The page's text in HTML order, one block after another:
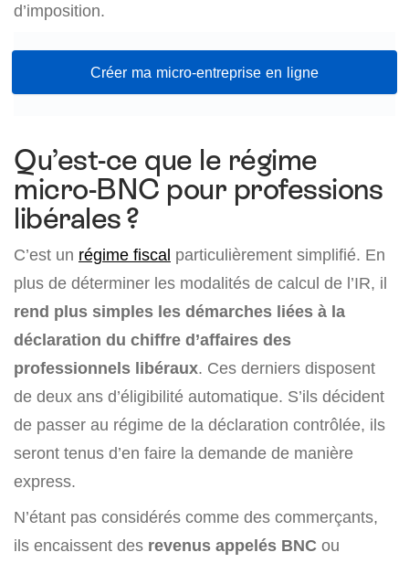
d’imposition.
Créer ma micro-entreprise en ligne
Qu’est-ce que le régime
micro-BNC pour professions
libérales ?
C’est un régime fiscal particulièrement simplifié. En
plus de déterminer les modalités de calcul de l’IR, il
rend plus simples les démarches liées à la
déclaration du chiffre d’affaires des
professionnels libéraux. Ces derniers disposent
de deux ans d’éligibilité automatique. S’ils décident
de passer au régime de la déclaration contrôlée, ils
seront tenus d’en faire la demande de manière
express.
N’étant pas considérés comme des commerçants,
ils encaissent des revenus appelés BNC ou